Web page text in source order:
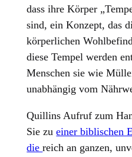
dass ihre Körper
sind, ein Konzept, das
körperlichen
diese Tempel werden
Menschen sie wie
unabhängig vom
Quillins Aufruf zum
Sie zueiner biblischen
diereich an ganzen,